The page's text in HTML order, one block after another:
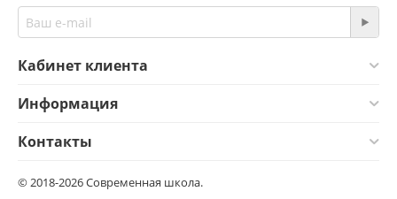
Кабинет клиента
Информация
Контакты
© 2018-2026 Современная школа.